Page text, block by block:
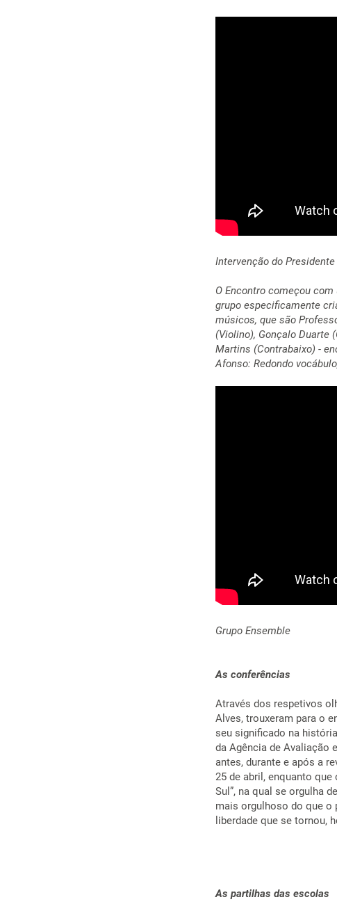
Intervenção do Presidente
O Encontro começou
grupo especificamente
músicos, que são
(Violino), Gonçalo Duarte
Martins (Contrabaixo) -
Afonso: Redondo vocábulo
Grupo Ensemble
As conferências
Através dos respetivos
Alves, trouxeram para o
seu significado na
da Agência de Avaliação
antes, durante e após a
25 de abril, enquanto
Sul”, na qual se orgulha
mais orgulhoso do que o
liberdade que se tornou,
As partilhas das escolas